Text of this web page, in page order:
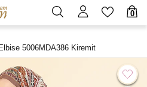
0
5006MDA386 Kiremit